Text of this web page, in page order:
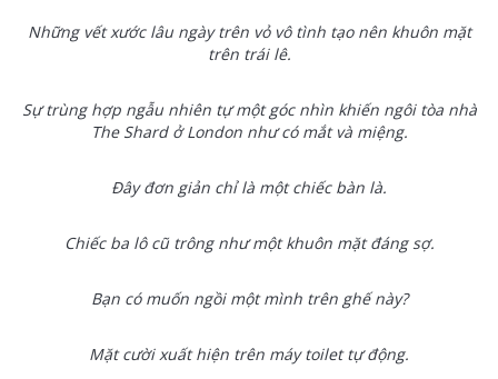
Những vết xước lâu ngày trên vỏ vô tình tạo nên khuôn mặt
trên trái lê.
Sự trùng hợp ngẫu nhiên tự một góc nhìn khiến ngôi tòa nhà
The Shard ở London như có mắt và miệng.
Đây đơn giản chỉ là một chiếc bàn là.
Chiếc ba lô cũ trông như một khuôn mặt đáng sợ.
Bạn có muốn ngồi một mình trên ghế này?
Mặt cười xuất hiện trên máy toilet tự động.